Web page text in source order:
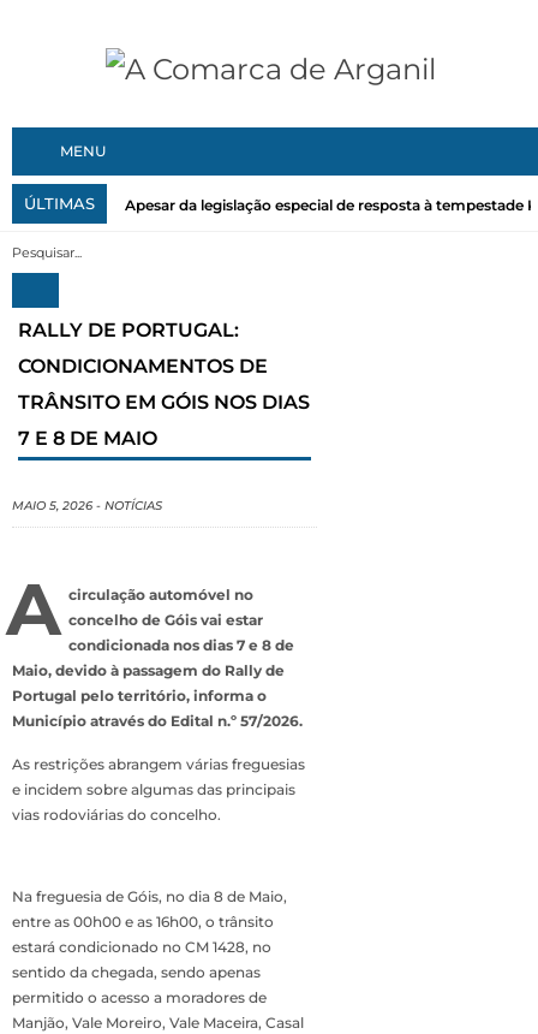
MENU
ÚLTIMAS Apesar da legislação especial de resposta à tempestade
RALLY DE PORTUGAL:
CONDICIONAMENTOS DE
TRÂNSITO EM GÓIS NOS DIAS
7 E 8 DE MAIO
MAIO 5, 2026 - NOTÍCIAS
A circulação automóvel no
concelho de Góis vai estar
condicionada nos dias 7 e 8 de
Maio, devido à passagem do Rally de
Portugal pelo território, informa o
Município através do Edital n.º 57/2026.
As restrições abrangem várias freguesias
e incidem sobre algumas das principais
vias rodoviárias do concelho.
Na freguesia de Góis, no dia 8 de Maio,
entre as 00h00 e as 16h00, o trânsito
estará condicionado no CM 1428, no
sentido da chegada, sendo apenas
permitido o acesso a moradores de
Manjão, Vale Moreiro, Vale Maceira, Casal